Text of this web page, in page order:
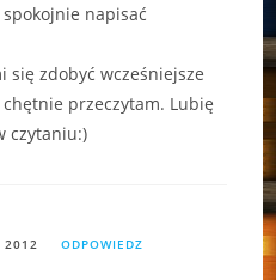
napisać
się zdobyć wcześniejsze
przeczytam. Lubię
czytaniu:)
2012 ODPOWIEDZ